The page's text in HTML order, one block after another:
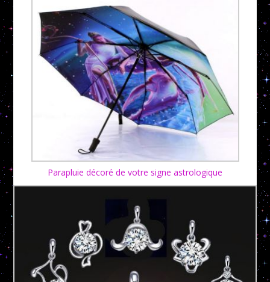
Parapluie décoré de votre signe astrologique